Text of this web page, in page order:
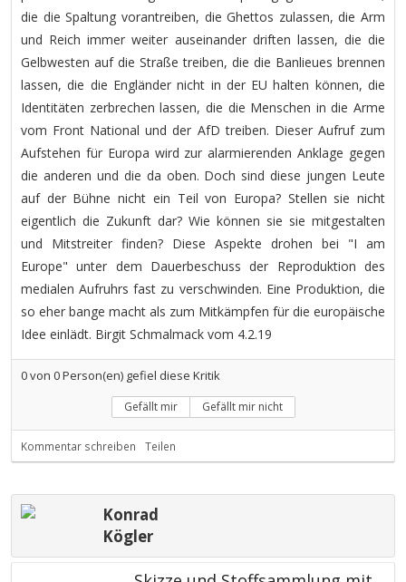
die die Spaltung vorantreiben, die Ghettos zulassen, die Arm
und Reich immer weiter auseinander driften lassen, die die
Gelbwesten auf die Straße treiben, die die Banlieues brennen
lassen, die die Engländer nicht in der EU halten können, die
Identitäten zerbrechen lassen, die die Menschen in die Arme
vom Front National und der AfD treiben. Dieser Aufruf zum
Aufstehen für Europa wird zur alarmierenden Anklage gegen
die anderen und die da oben. Doch sind diese jungen Leute
auf der Bühne nicht ein Teil von Europa? Stellen sie nicht
eigentlich die Zukunft dar? Wie können sie sie mitgestalten
und Mitstreiter finden? Diese Aspekte drohen bei "I am
Europe" unter dem Dauerbeschuss der Reproduktion des
medialen Aufruhrs fast zu verschwinden. Eine Produktion, die
so eher bange macht als zum Mitkämpfen für die europäische
Idee einlädt. Birgit Schmalmack vom 4.2.19
0von 0Person(en) gefiel diese Kritik
Gefällt mir Gefällt mir nicht
Kommentar schreiben Teilen
Konrad
Kögler